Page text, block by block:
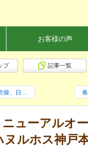
プ 記事一覧
燥、日…
ューアルオ
ルホス神戸
お客様の声